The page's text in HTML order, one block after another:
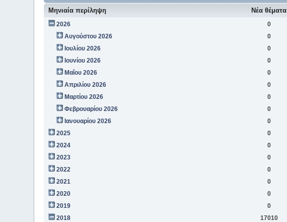
Μηνιαία περίληψη Νέα θέματα
2026 0
Αυγούστου 2026
0
Ιουλίου 2026
0
Ιουνίου 2026
0
Μαΐου 2026
0
Απριλίου 2026
0
Μαρτίου 2026
0
Φεβρουαρίου 2026
0
Ιανουαρίου 2026
0
2025
0
2024
0
2023
0
2022
0
2021
0
2020
0
2019
0
2018
17010